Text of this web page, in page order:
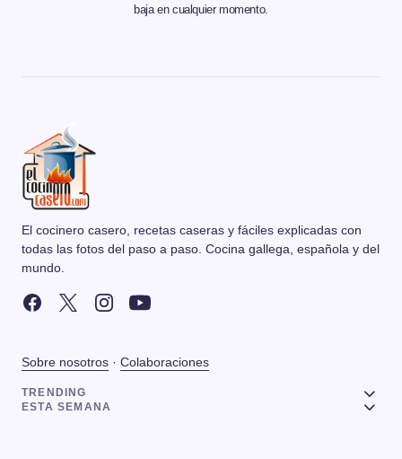
baja en cualquier momento.
El cocinero casero, recetas caseras y fáciles explicadas con
todas las fotos del paso a paso. Cocina gallega, española y del
mundo.
Sobre nosotros · Colaboraciones
TRENDING
ESTA SEMANA